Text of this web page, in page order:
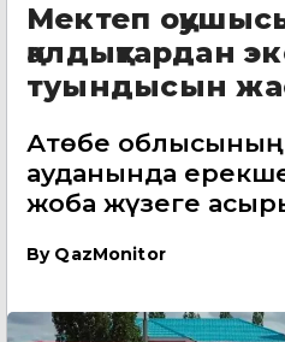
Мектеп
қалдықтардан
туындысын
Ақтөбе облысының
ауданында
жоба жүзеге
By QazMonitor